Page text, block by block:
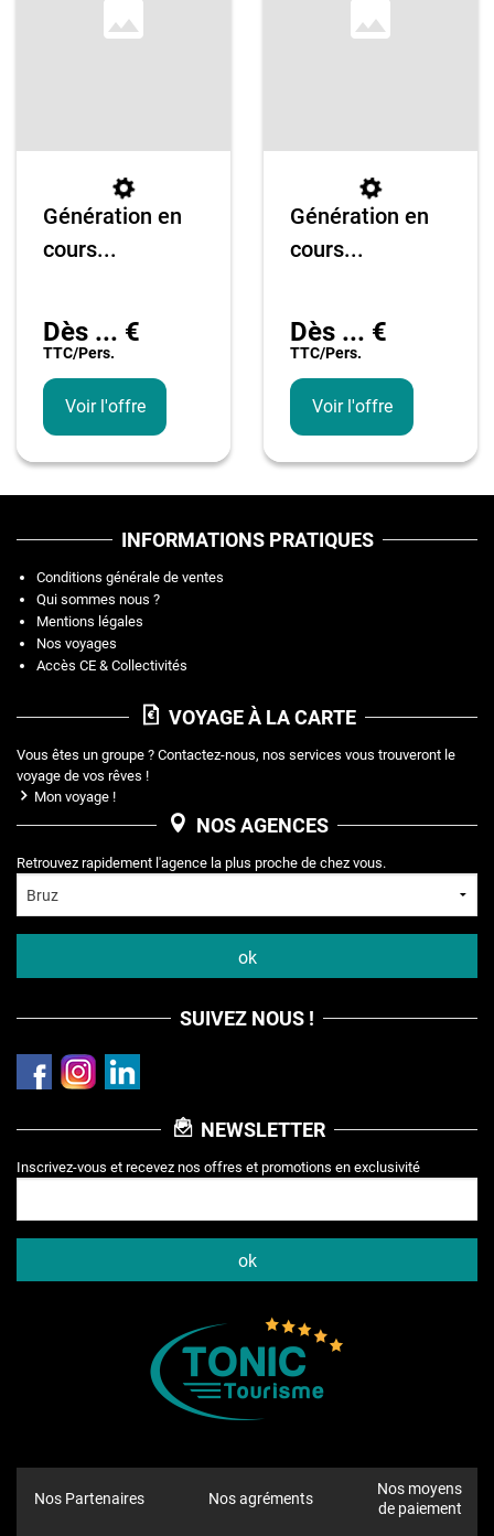
Génération en
cours...
Dès ... €
TTC/pers.
Voir l'offre
Génération en
cours...
Dès ... €
TTC/pers.
Voir l'offre
INFORMATIONS PRATIQUES
Conditions générale de ventes
Qui sommes nous ?
Mentions légales
Nos voyages
Accès CE & Collectivités
VOYAGE À LA CARTE
Vous êtes un groupe ? Contactez-nous, nos services vous trouveront le
voyage de vos rêves !
Mon voyage !
NOS AGENCES
Retrouvez rapidement l'agence la plus proche de chez vous.
SUIVEZ NOUS !
NEWSLETTER
Inscrivez-vous et recevez nos offres et promotions en exclusivité
Nos Partenaires Nos agréments
Nos moyens
de paiement